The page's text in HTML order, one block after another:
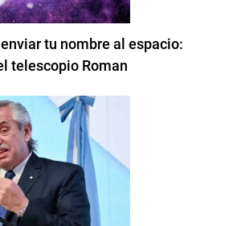
tu nombre al espacio:
telescopio Roman